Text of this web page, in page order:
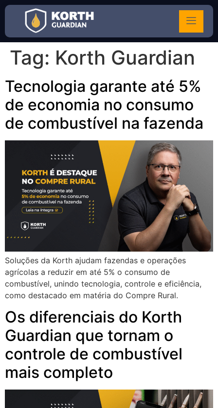
Tag: Korth Guardian
Tecnologia garante até 5%
de economia no consumo
de combustível na fazenda
Soluções da Korth ajudam fazendas e operações
agrícolas a reduzir em até 5% o consumo de
combustível, unindo tecnologia, controle e eficiência,
como destacado em matéria do Compre Rural.
Os diferenciais do Korth
Guardian que tornam o
controle de combustível
mais completo